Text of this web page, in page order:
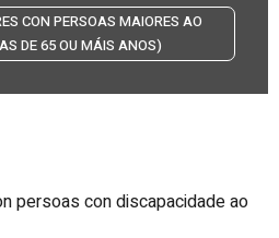
CON PERSOAS MAIORES AO
DE 65 OU MÁIS ANOS)
persoas con discapacidade ao